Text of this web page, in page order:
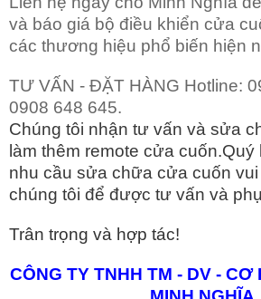
và báo giá bộ điều khiển cửa
các thương hiệu phổ biến hiện
TƯ VẤN - ĐẶT HÀNG Hotline:
0908 648 645.
Chúng tôi nhận tư vấn và sửa
làm thêm remote cửa
nhu cầu sửa chữa cửa cuốn
chúng tôi để được tư vấn và
Trân trọng và hợp tác!
CÔNG TY TNHH TM - DV - CƠ